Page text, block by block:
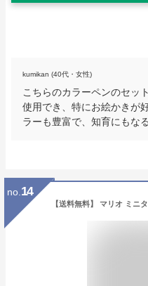
kumikan (40代・女性)
こちらのカラーペンのセッ
使用でき、特にお絵かきが
ラーも豊富で、知育にもな
no. 14